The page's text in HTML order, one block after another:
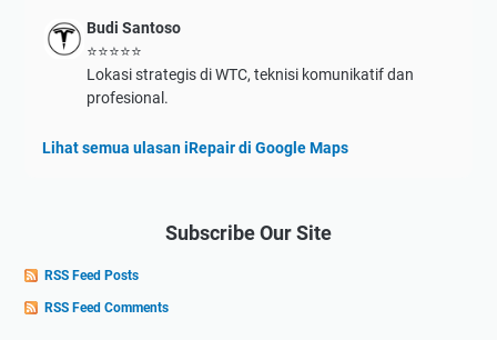
Budi Santoso
⭐⭐⭐⭐⭐
Lokasi strategis di WTC, teknisi komunikatif dan
profesional.
Lihat semua ulasan iRepair di Google Maps
Subscribe Our Site
RSS Feed Posts
RSS Feed Comments